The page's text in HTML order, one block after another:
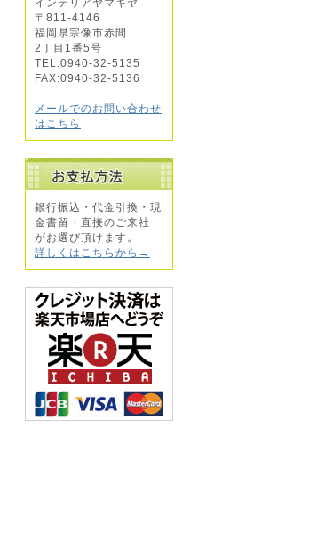
〒811-4146
福岡県宗像市赤間
2丁目1番5号
TEL:0940-32-5135
FAX:0940-32-5136
メールでのお問い合わせ
はこちら
銀行振込・代金引換・現
金書留・直接のご来社
がお選び頂けます。
詳しくはこちらから→